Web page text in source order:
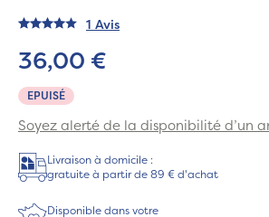
1 Avis
EPUISÉ
36,00 €
Soyez alerté de la disponibilité d’un
Livraison à domicile :
gratuite à partir de 89 € d'achat
Disponible dans votre